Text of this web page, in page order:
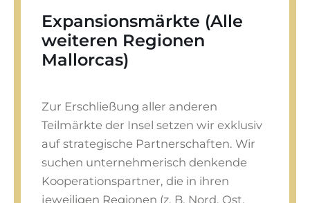
Expansionsmärkte (Alle
weiteren Regionen
Mallorcas)
Zur Erschließung aller anderen
Teilmärkte der Insel setzen wir exklusiv
auf strategische Partnerschaften. Wir
suchen unternehmerisch denkende
Kooperationspartner, die in ihren
jeweiligen Regionen (z. B. Nord, Ost,